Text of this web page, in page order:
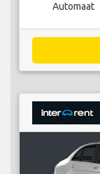
Automaat